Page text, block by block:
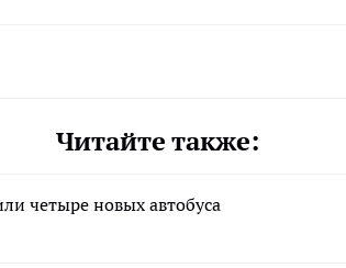
Читайте также:
четыре новых автобуса